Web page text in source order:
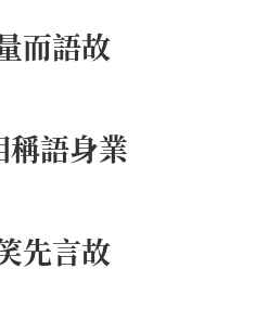
而語故
稱語身業
先言故